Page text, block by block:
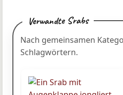
Verwandte Srabs
Nach gemeinsamen
Schlagwörtern.